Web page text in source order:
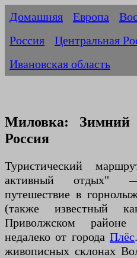
Домашняя Европа
Россия
Центральная
Ивановская область
Миловка: Зимний
Россия
Туристический
активный отдых"
путешествие в
(также известный
Приволжском районе
недалеко от города Плёс
живописных склонах